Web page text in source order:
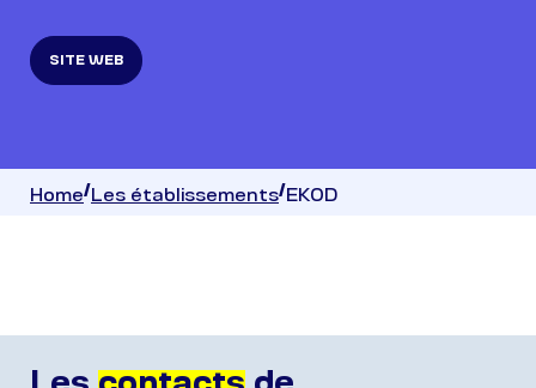
SITE WEB
Home Les établissements EKOD